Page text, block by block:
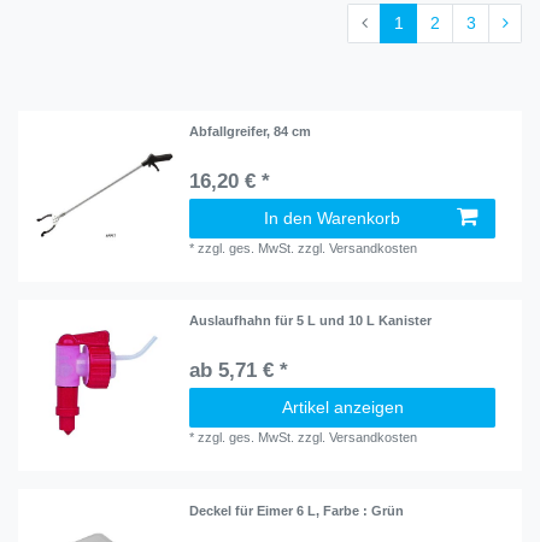
1 2 3
Abfallgreifer, 84 cm
16,20 € *
In den Warenkorb
*zzgl. ges. MwSt. zzgl.Versandkosten
Auslaufhahn für 5 L und 10 L Kanister
ab 5,71 € *
Artikel anzeigen
*zzgl. ges. MwSt. zzgl.Versandkosten
Deckel für Eimer 6 L, Farbe : Grün